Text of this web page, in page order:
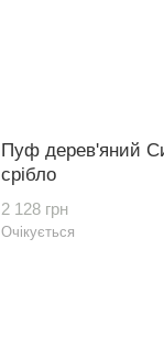
Пуф дерев'яний
срібло
2 128 грн
Очікується